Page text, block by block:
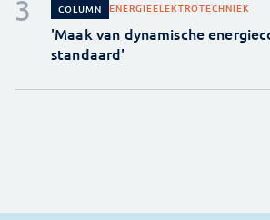
COLUMN ENERGIEELEKTROTECHNIEK
'Maak van dynamische
standaard'